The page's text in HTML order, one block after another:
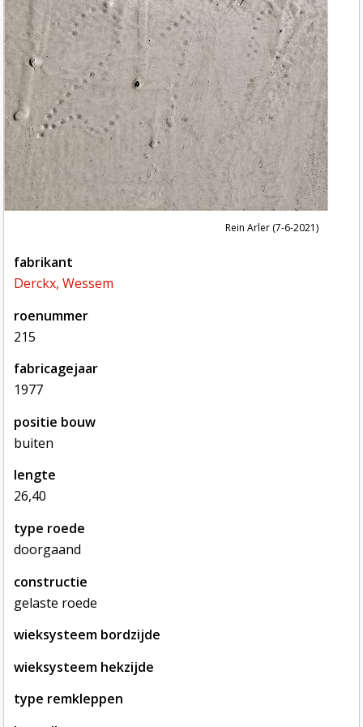
Rein Arler (7-6-2021)
fabrikant
Derckx, Wessem
roenummer
215
fabricagejaar
1977
positie bouw
buiten
lengte
26,40
type roede
doorgaand
constructie
gelaste roede
wieksysteem bordzijde
wieksysteem hekzijde
type remkleppen